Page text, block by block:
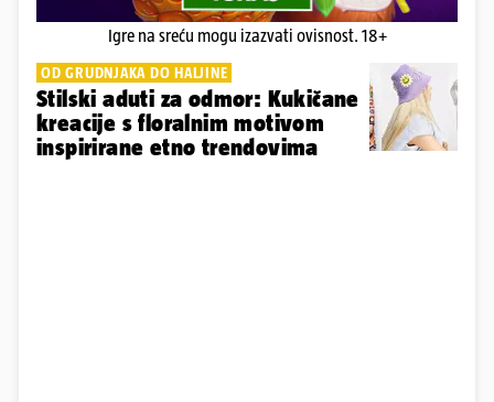
Igre na sreću mogu izazvati ovisnost. 18+
OD GRUDNJAKA DO HALJINE
Stilski aduti za odmor: Kukičane
kreacije s floralnim motivom
inspirirane etno trendovima